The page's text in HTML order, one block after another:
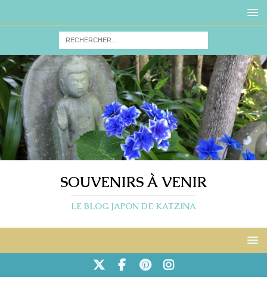
SOUVENIRS À VENIR
LE BLOG JAPON DE KATZINA